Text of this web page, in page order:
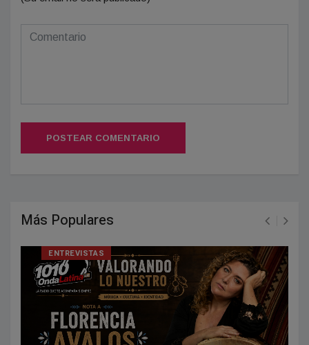
POSTEAR COMENTARIO
Más Populares
ENTREVISTAS